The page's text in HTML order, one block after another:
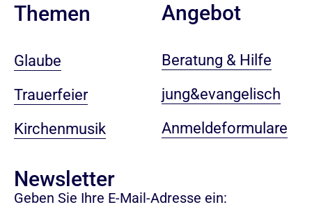
Themen
Glaube
Trauerfeier
Kirchenmusik
Angebot
Beratung & Hilfe
jung&evangelisch
Anmeldeformulare
Newsletter
Geben Sie Ihre E-Mail-Adresse ein: